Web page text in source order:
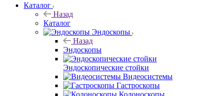
Каталог
Назад
Каталог
Эндоскопы
Назад
Эндоскопы
Эндоскопические стойки
Видеосистемы
Гастроскопы
Колоноскопы